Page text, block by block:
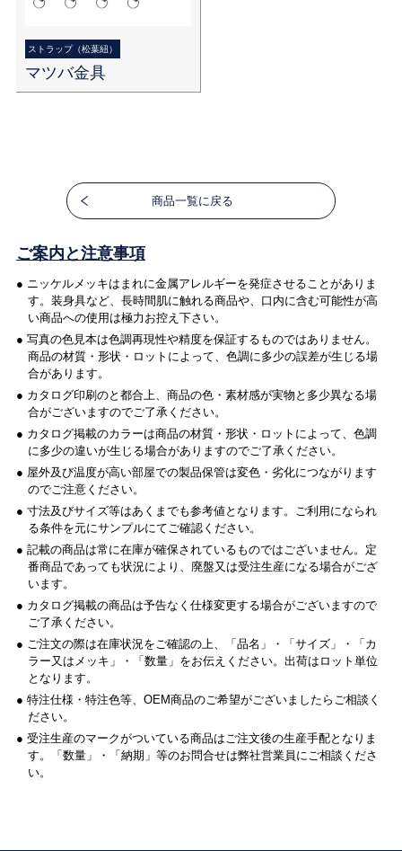
ストラップ（松葉紐）
マツバ金具
商品一覧に戻る
ご案内と注意事項
● ニッケルメッキはまれに金属アレルギーを発症させることがありま
す。装身具など、長時間肌に触れる商品や、口内に含む可能性が高
い商品への使用は極力お控え下さい。
● 写真の色見本は色調再現性や精度を保証するものではありません。
商品の材質・形状・ロットによって、色調に多少の誤差が生じる場
合があります。
● カタログ印刷のと都合上、商品の色・素材感が実物と多少異なる場
合がございますのでご了承ください。
● カタログ掲載のカラーは商品の材質・形状・ロットによって、色調
に多少の違いが生じる場合がありますのでご了承ください。
● 屋外及び温度が高い部屋での製品保管は変色・劣化につながります
のでご注意ください。
● 寸法及びサイズ等はあくまでも参考値となります。ご利用になられ
る条件を元にサンプルにてご確認ください。
● 記載の商品は常に在庫が確保されているものではございません。定
番商品であっても状況により、廃盤又は受注生産になる場合がござ
います。
● カタログ掲載の商品は予告なく仕様変更する場合がございますので
ご了承ください。
● ご注文の際は在庫状況をご確認の上、「品名」・「サイズ」・「カ
ラー又はメッキ」・「数量」をお伝えください。出荷はロット単位
となります。
● 特注仕様・特注色等、OEM商品のご希望がございましたらご相談く
ださい。
● 受注生産のマークがついている商品はご注文後の生産手配となりま
す。「数量」・「納期」等のお問合せは弊社営業員にご相談くださ
い。